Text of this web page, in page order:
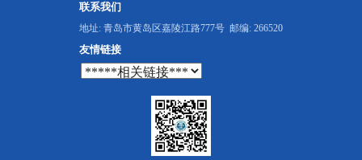
联系我们
地址: 青岛市黄岛区嘉陵江路777号 邮编: 266520
友情链接